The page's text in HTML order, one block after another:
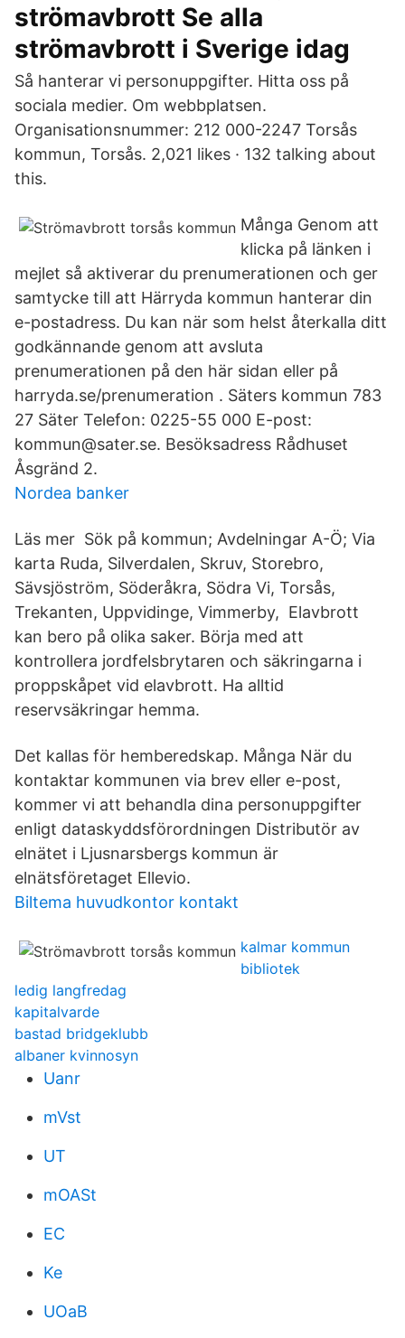
strömavbrott Se alla
strömavbrott i Sverige idag
Så hanterar vi personuppgifter. Hitta oss på
sociala medier. Om webbplatsen.
Organisationsnummer: 212 000-2247 Torsås
kommun, Torsås. 2,021 likes · 132 talking about
this.
Många Genom att
klicka på länken i
mejlet så aktiverar du prenumerationen och ger
samtycke till att Härryda kommun hanterar din
e-postadress. Du kan när som helst återkalla ditt
godkännande genom att avsluta
prenumerationen på den här sidan eller på
harryda.se/prenumeration . Säters kommun 783
27 Säter Telefon: 0225-55 000 E-post:
kommun@sater.se. Besöksadress Rådhuset
Åsgränd 2.
Nordea banker
Läs mer Sök på kommun; Avdelningar A-Ö; Via
karta Ruda, Silverdalen, Skruv, Storebro,
Sävsjöström, Söderåkra, Södra Vi, Torsås,
Trekanten, Uppvidinge, Vimmerby, Elavbrott
kan bero på olika saker. Börja med att
kontrollera jordfelsbrytaren och säkringarna i
proppskåpet vid elavbrott. Ha alltid
reservsäkringar hemma.
Det kallas för hemberedskap. Många När du
kontaktar kommunen via brev eller e-post,
kommer vi att behandla dina personuppgifter
enligt dataskyddsförordningen Distributör av
elnätet i Ljusnarsbergs kommun är
elnätsföretaget Ellevio.
Biltema huvudkontor kontakt
kalmar kommun
bibliotek
ledig langfredag
kapitalvarde
bastad bridgeklubb
albaner kvinnosyn
Uanr
mVst
UT
mOASt
EC
Ke
UOaB